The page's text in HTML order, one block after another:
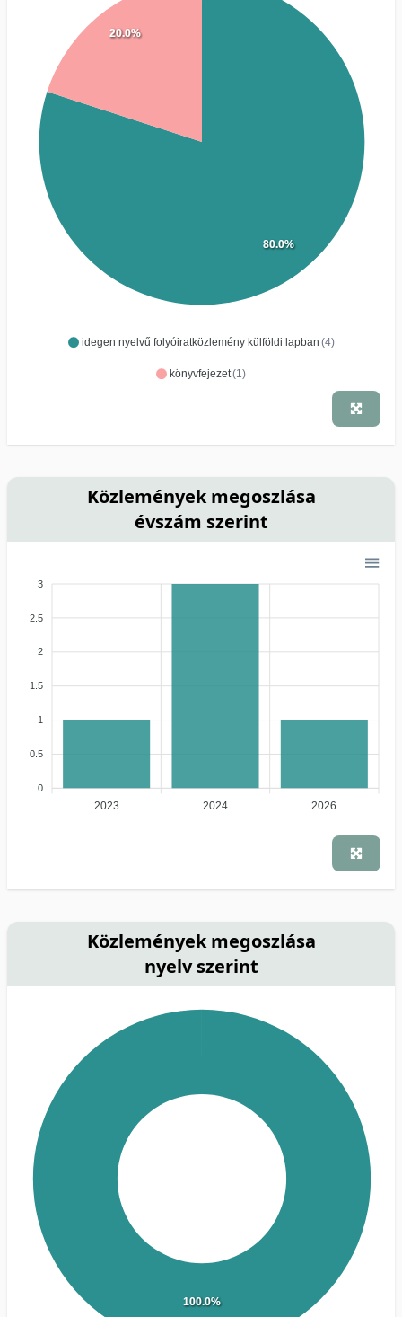
idegen nyelvű folyóiratközlemény külföldi lapban (4)
könyvfejezet(1)
80.0%
20.0%
Közlemények megoszlása
évszám szerint
3
2.5
2
1.5
1
0.5
0
2023 2024 2026
Közlemények megoszlása
nyelv szerint
100.0%